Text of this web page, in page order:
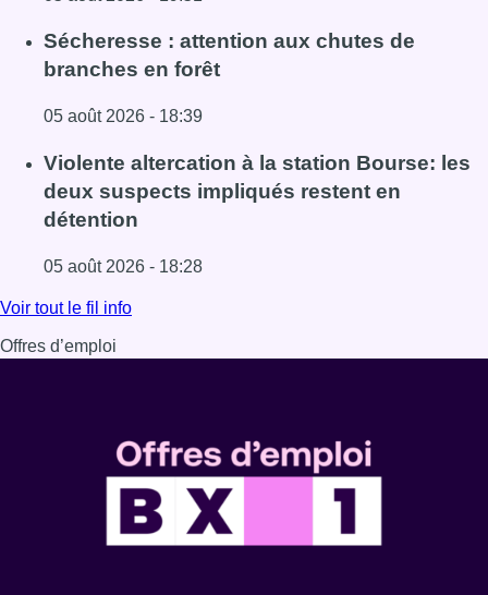
Lire l'article Le siège bruxellois d’AXA fermé plusieurs
Sécheresse : attention aux chutes de
branches en forêt
05 août 2026 - 18:39
Lire l'article Sécheresse : attention aux chutes de
Violente altercation à la station Bourse: les
deux suspects impliqués restent en
détention
05 août 2026 - 18:28
Lire l'article Violente altercation à la station Bourse: les
Voir tout le fil info
Offres d’emploi